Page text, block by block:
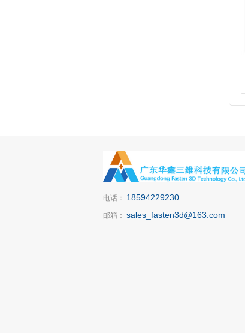
电话： 18594229230
邮箱： sales_fasten3d@163.com